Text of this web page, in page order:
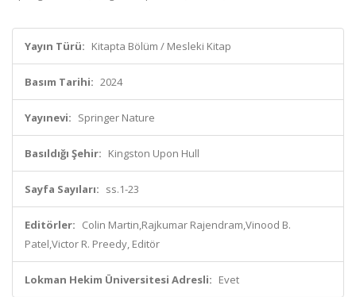
Yayın Türü: Kitapta Bölüm / Mesleki Kitap
Basım Tarihi: 2024
Yayınevi: Springer Nature
Basıldığı Şehir: Kingston Upon Hull
Sayfa Sayıları: ss.1-23
Editörler: Colin Martin,Rajkumar Rajendram,Vinood B.
Patel,Victor R. Preedy, Editör
Lokman Hekim Üniversitesi Adresli: Evet